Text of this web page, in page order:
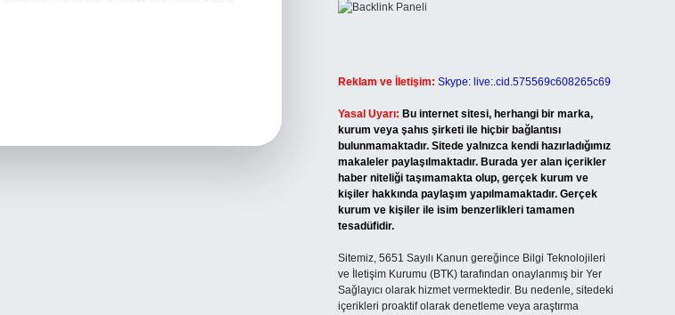
Reklam ve İletişim: Skype: live:.cid.575569c608265c69
Yasal Uyarı: Bu internet sitesi, herhangi bir marka,
kurum veya şahıs şirketi ile hiçbir bağlantısı
bulunmamaktadır. Sitede yalnızca kendi hazırladığımız
makaleler paylaşılmaktadır. Burada yer alan içerikler
haber niteliği taşımamakta olup, gerçek kurum ve
kişiler hakkında paylaşım yapılmamaktadır. Gerçek
kurum ve kişiler ile isim benzerlikleri tamamen
tesadüfidir.
Sitemiz, 5651 Sayılı Kanun gereğince Bilgi Teknolojileri
ve İletişim Kurumu (BTK) tarafından onaylanmış bir Yer
Sağlayıcı olarak hizmet vermektedir. Bu nedenle, sitedeki
içerikleri proaktif olarak denetleme veya araştırma